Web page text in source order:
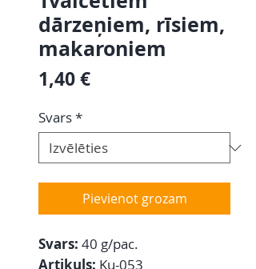
dārzeņiem, rīsiem,
makaroniem
1,40 €Cena
Svars*
Pievienot grozam
Svars: 40 g/pac.
Artikuls: Ku-053